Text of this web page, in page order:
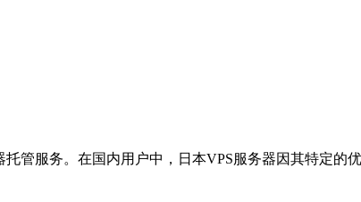
服务。在国内用户中，日本VPS服务器因其特定的